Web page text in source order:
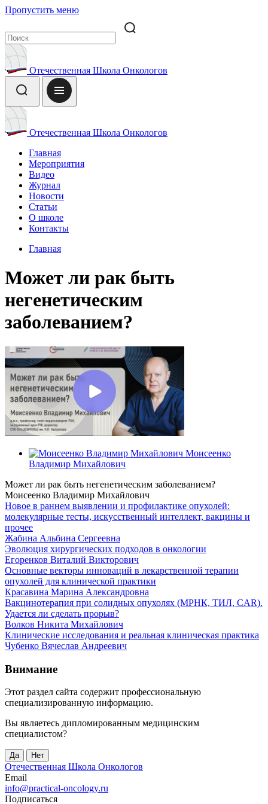
Пропустить меню
Отечественная Школа Онкологов
Отечественная Школа Онкологов
Главная
Мероприятия
Видео
Журнал
Новости
Статьи
О школе
Контакты
Главная
Может ли рак быть
негенетическим
заболеванием?
Моисеенко
Владимир Михайлович
Может ли рак быть негенетическим заболеванием?
Моисеенко Владимир Михайлович
Новое в раннем выявлении и профилактике опухолей:
молекулярные тесты, искусственный интеллект, вакцины и
прочее
Жабина Альбина Сергеевна
Эволюция хирургических подходов в онкологии
Егоренков Виталий Викторович
Основные векторы инноваций в лекарственной терапии
опухолей для клинической практики
Красавина Марина Александровна
Вакцинотерапия при солидных опухолях (МРНК, ТИЛ, CAR).
Удается ли сделать прорыв?
Волков Никита Михайлович
Клинические исследования и реальная клиническая практика
Чубенко Вячеслав Андреевич
Внимание
Этот раздел сайта содержит профессиональную
специализированную информацию.
Вы являетесь дипломированным медицинским
специалистом?
Да Нет
Отечественная Школа Онкологов
Email
info@practical-oncology.ru
Подписаться